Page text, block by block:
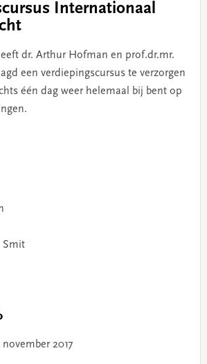
Internationaal
dr. Arthur Hofman en prof.dr.mr.
een verdiepingscursus te verzorgen
één dag weer helemaal bij bent op
Smit
2017